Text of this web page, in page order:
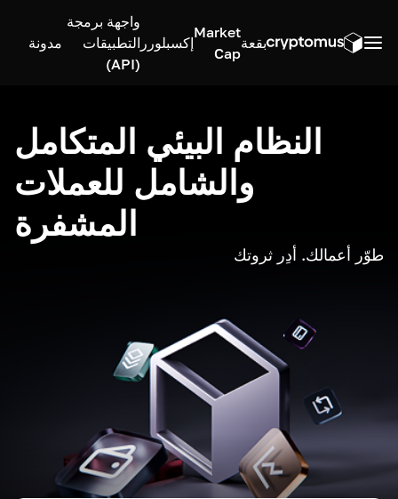
بقعة
Market
Cap
إكسبلورر
واجهة برمجة
التطبيقات
(API)
مدونة
النظام البيئي المتكامل
والشامل للعملات
المشفرة
طوّر أعمالك. أدِر ثروتك